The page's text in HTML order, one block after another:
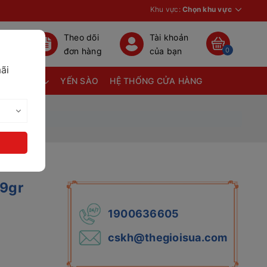
Khu vực: Chọn khu vực
Theo dõi
đơn hàng
Tài khoản
của bạn
0
YẾN SÀO HỆ THỐNG CỬA HÀNG
1900636605
cskh@thegioisua.com